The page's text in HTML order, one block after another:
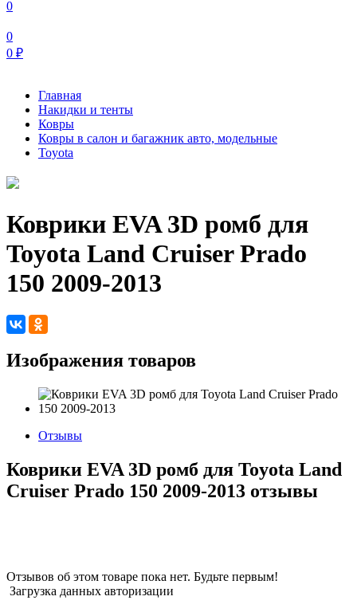
0
0
0 ₽
Главная
Накидки и тенты
Ковры
Ковры в салон и багажник авто, модельные
Toyota
Коврики EVA 3D ромб для
Toyota Land Cruiser Prado
150 2009-2013
Изображения товаров
Отзывы
Коврики EVA 3D ромб для Toyota Land
Cruiser Prado 150 2009-2013 отзывы
Отзывов об этом товаре пока нет. Будьте первым!
Загрузка данных авторизации